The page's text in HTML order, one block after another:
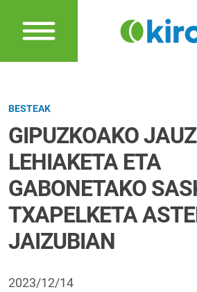
BESTEAK
GIPUZKOAKO
LEHIAKETA ETA
GABONETAKO
TXAPELKETA
JAIZUBIAN
2023/12/14